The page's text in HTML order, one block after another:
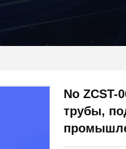
No ZCST-
трубы,